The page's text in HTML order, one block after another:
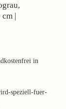
|
in
speziell-fuer-